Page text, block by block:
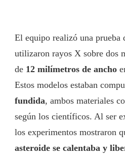
El equipo realizó una prueba
utilizaron rayos X sobre dos
de 12 milímetros de ancho
Estos modelos estaban
fundida, ambos materiales
según los científicos. Al ser
los experimentos mostraron
asteroide se calentaba y